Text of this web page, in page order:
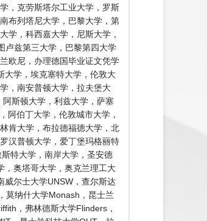
，克劳斯塔尔工业大学，罗斯
布列塔尼大学，巴黎大学，第
学，科西嘉大学，尼斯大学，
卢兹第三大学，巴黎第四大学
欧尼，办理德国毕业证文凭学
大学，埃克塞特大学，伦敦大
，南安普顿大学，拉夫堡大
斯顿大学，利兹大学，萨塞
阿伯丁大学，伦敦城市大学，
肯大学，布拉德福德大学，北
汉普顿大学，爱丁堡玛格丽特
特大学，南岸大学，圣安德
，奥塔哥大学，奥克兰理工大
威尔士大学UNSW，查尔斯达
莫纳什大学Monash，昆士兰
，弗林德斯大学Flinders，